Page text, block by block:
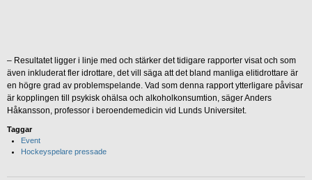
– Resultatet ligger i linje med och stärker det tidigare rapporter visat och som
även inkluderat fler idrottare, det vill säga att det bland manliga elitidrottare är
en högre grad av problemspelande. Vad som denna rapport ytterligare påvisar
är kopplingen till psykisk ohälsa och alkoholkonsumtion, säger Anders
Håkansson, professor i beroendemedicin vid Lunds Universitet.
Taggar
Event
Hockeyspelare pressade